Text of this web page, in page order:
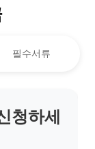
필수서류
청하세